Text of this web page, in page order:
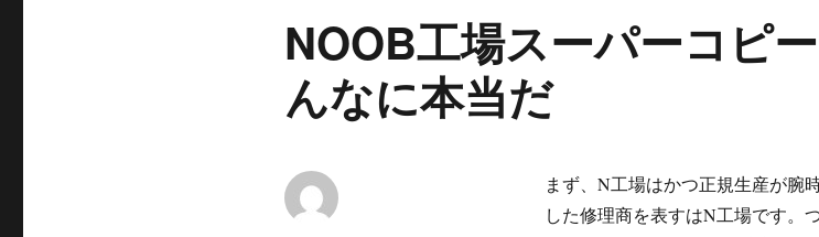
NOOB工場スーパーコピ
んなに本当だ
まず、N工場はかつ正規生産が腕
した修理商を表すはN工場です。